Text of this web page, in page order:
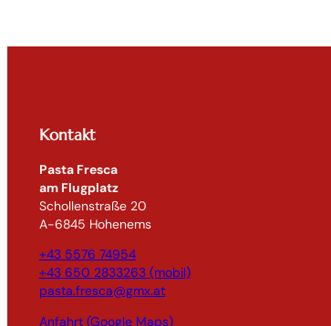
Kontakt
Pasta Fresca
am Flugplatz
Schollenstraße 20
A-6845 Hohenems
+43 5576 74954
+43 650 2833263 (mobil)
pasta.fresca@gmx.at
Anfahrt (Google Maps)